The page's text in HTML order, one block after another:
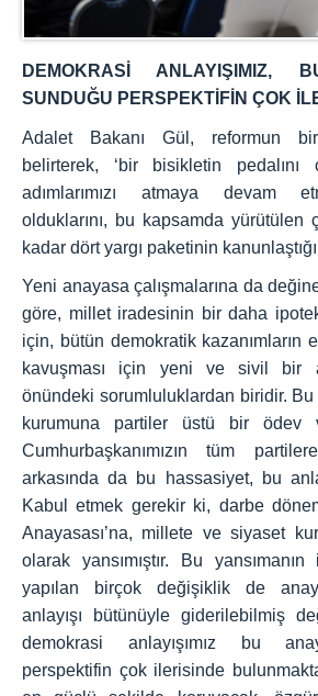
DEMOKRASİ ANLAYIŞIMIZ,
SUNDUĞU PERSPEKTİFİN ÇOK
Adalet Bakanı Gül, reformun
belirterek, ‘bir bisikletin
adımlarımızı atmaya devam
olduklarını, bu kapsamda yürütülen
kadar dört yargı paketinin
Yeni anayasa çalışmalarına da
göre, millet iradesinin bir daha ipotek
için, bütün demokratik kazanımların
kavuşması için yeni ve sivil bir
önündeki sorumluluklardan biridir.
kurumuna partiler üstü bir ödev
Cumhurbaşkanımızın tüm
arkasında da bu hassasiyet, bu
Kabul etmek gerekir ki, darbe
Anayasası’na, millete ve siyaset
olarak yansımıştır. Bu
yapılan birçok değişiklik de
anlayışı bütünüyle giderilebilmiş
demokrasi anlayışımız bu
perspektifin çok ilerisinde